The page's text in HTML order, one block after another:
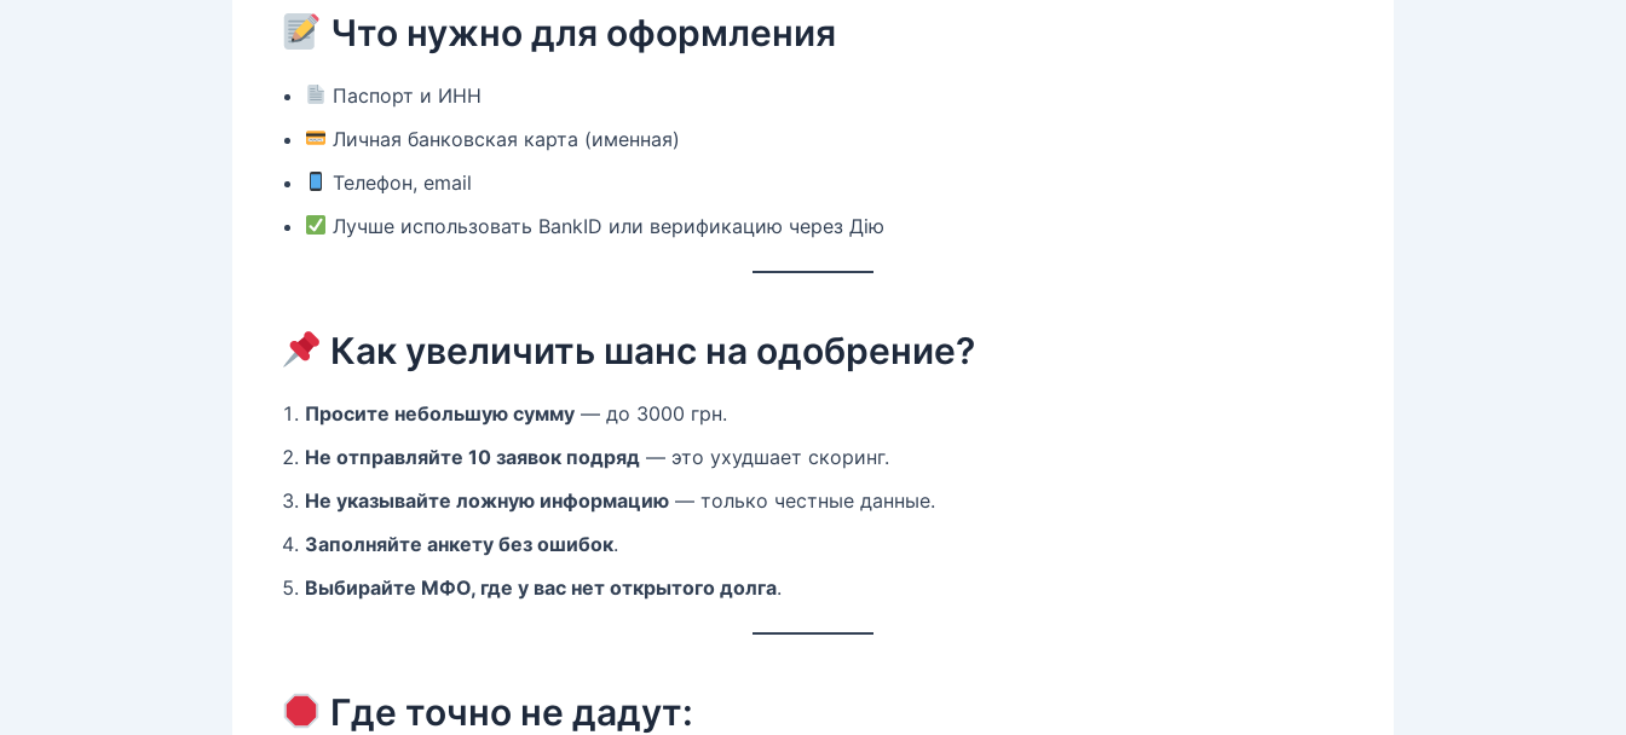
Что нужно для оформления
Паспорт и ИНН
Личная банковская карта (именная)
Телефон, email
Лучше использовать BankID или верификацию через Дію
Как увеличить шанс на одобрение?
Просите небольшую сумму — до 3000 грн.
Не отправляйте 10 заявок подряд — это ухудшает скоринг.
Не указывайте ложную информацию — только честные данные.
Заполняйте анкету без ошибок.
Выбирайте МФО, где у вас нет открытого долга.
Где точно не дадут: